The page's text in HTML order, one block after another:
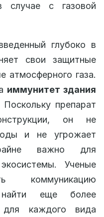
случае с газовой
глубоко в
свои защитные
атмосферного газа.
иммунитет здания
препарат
он не
и не угрожает
важно для
Ученые
коммуникацию
найти еще более
для каждого вида